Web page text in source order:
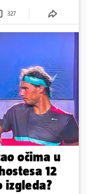
327
očima u
12
izgleda?